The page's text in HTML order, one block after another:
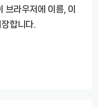
브라우저에 이름, 이
합니다.